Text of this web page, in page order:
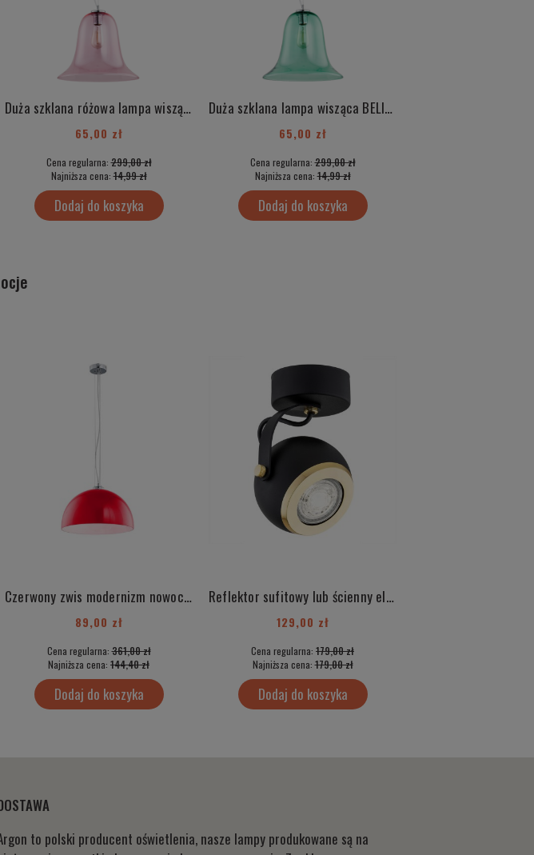
Duża szklana różowa lampa wisząca BELIZE 3714
65,00 zł
Cena regularna:299,00 zł
Najniższa cena:14,99 zł
Dodaj do koszyka
Duża szklana lampa wisząca BELIZE 3713
65,00 zł
Cena regularna:299,00 zł
Najniższa cena:14,99 zł
Dodaj do koszyka
Czerwony zwis modernizm nowoczesny chrom SALVADOR 1133 big
89,00 zł
Cena regularna:361,00 zł
Najniższa cena: 144,40 zł
Dodaj do koszyka
Reflektor sufitowy lub ścienny elegancka lampa regulowana ze złotym akcentem KOS PLUS 4902 czarna
129,00 zł
Cena regularna: 179,00 zł
Najniższa cena:179,00 zł
Dodaj do koszyka
to polski producent oświetlenia, nasze lampy produkowane są na